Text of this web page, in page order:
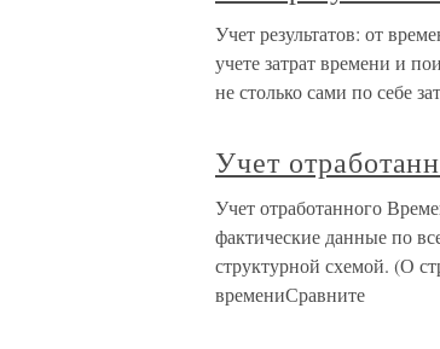
Учет результатов: от
учете затрат времени и
не столько сами по себе
Учет
Учет отработанного
фактические данные по
структурной схемой. (О
времениСравните